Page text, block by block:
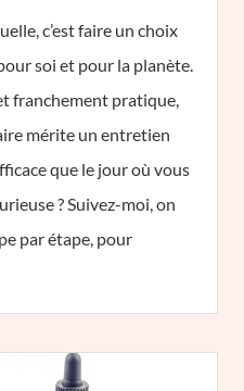
c’est faire un choix
soi et pour la planète.
franchement pratique,
mérite un entretien
que le jour où vous
? Suivez-moi, on
par étape, pour